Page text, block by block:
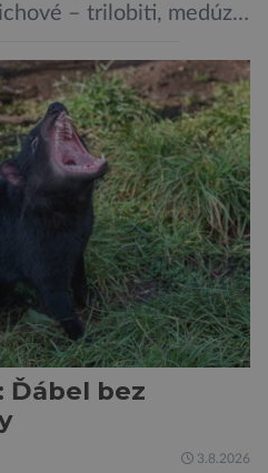
– trilobiti, medúzy
tvor, který měl
pro dnešní pavouky.
jsou členovci patřící do
se takzvanými
představují právě […]
Ďábel bez
3.8.2026